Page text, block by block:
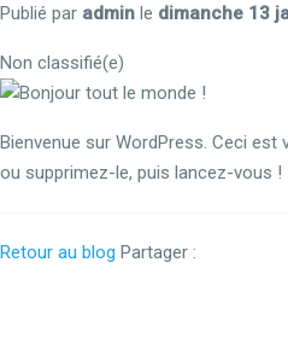
Publié par admin le dimanche 13
Non classifié(e)
Bienvenue sur WordPress. Ceci
ou supprimez-le, puis lancez-vous !
Retour au blog Partager :